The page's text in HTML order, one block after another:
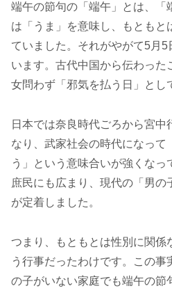
端午の節句の「端午」とは、「
は「うま」を意味し、もともと
ていました。それがやがて5月5
います。古代中国から伝わった
女問わず「邪気を払う日」とし
日本では奈良時代ごろから宮中
なり、武家社会の時代になって
う」という意味合いが強くなっ
庶民にも広まり、現代の「男の
が定着しました。
つまり、もともとは性別に関係
う行事だったわけです。この事
の子がいない家庭でも端午の節